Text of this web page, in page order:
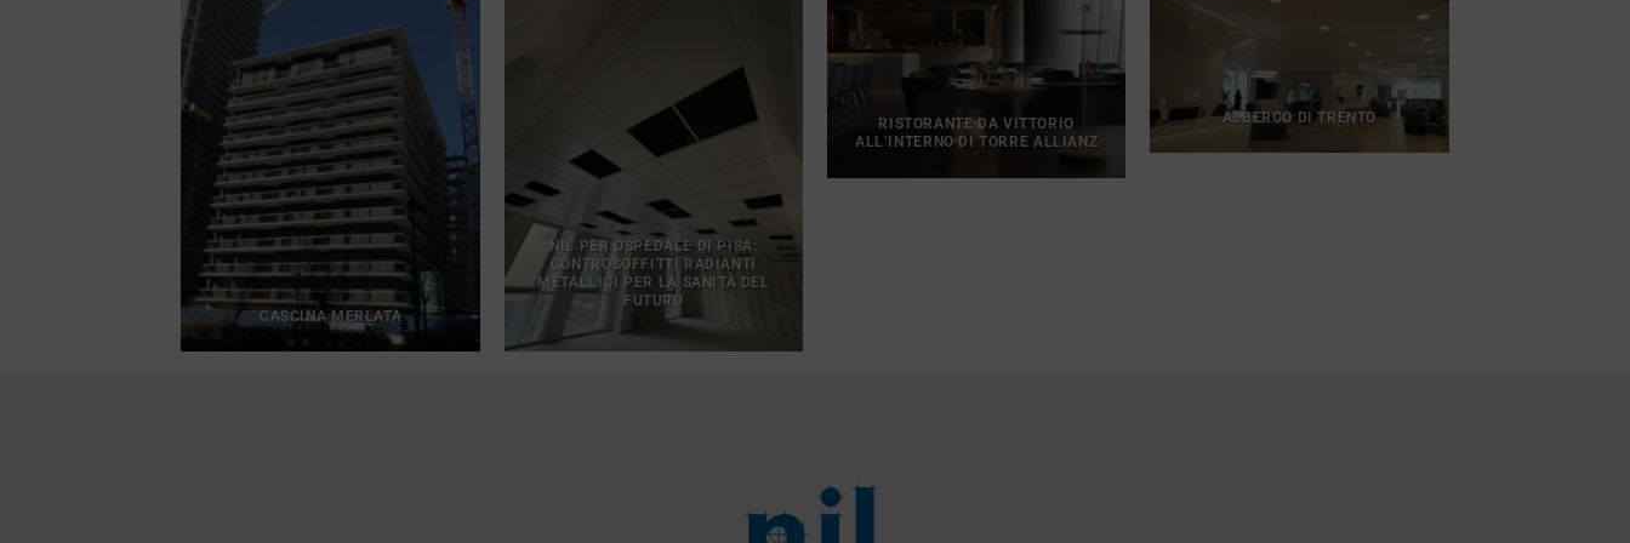
CASCINA MERLATA
NIL PER OSPEDALE DI PISA:
CONTROSOFFITTI RADIANTI
METALLICI PER LA SANITÀ DEL
FUTURO
RISTORANTE DA VITTORIO
ALL’INTERNO DI TORRE ALLIANZ
ALBERGO DI TRENTO